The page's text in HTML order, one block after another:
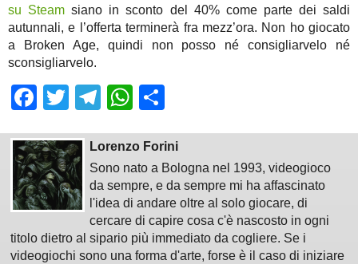
su Steam siano in sconto del 40% come parte dei saldi
autunnali, e l’offerta terminerà fra mezz’ora. Non ho giocato
a Broken Age, quindi non posso né consigliarvelo né
sconsigliarvelo.
Facebook
TwitterTelegram
WhatsApp
Lorenzo Forini
Sono nato a Bologna nel 1993, videogioco
da sempre, e da sempre mi ha affascinato
l'idea di andare oltre al solo giocare, di
cercare di capire cosa c'è nascosto in ogni
titolo dietro al sipario più immediato da cogliere. Se i
videogiochi sono una forma d'arte, forse è il caso di iniziare